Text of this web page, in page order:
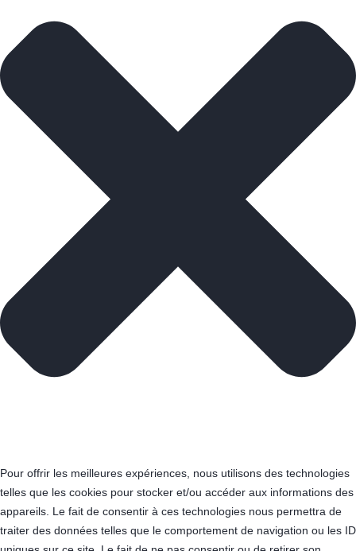
Pour offrir les meilleures expériences, nous utilisons des technologies
telles que les cookies pour stocker et/ou accéder aux informations des
appareils. Le fait de consentir à ces technologies nous permettra de
traiter des données telles que le comportement de navigation ou les ID